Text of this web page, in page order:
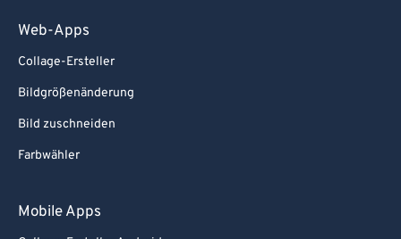
Web-Apps
Collage-Ersteller
Bildgrößenänderung
Bild zuschneiden
Farbwähler
Mobile Apps